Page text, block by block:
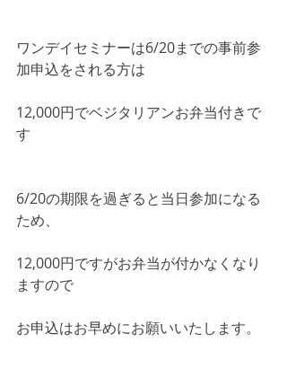
ワンデイセミナーは6/20までの事前参
加申込をされる方は
12,000円でベジタリアンお弁当付きで
す
6/20の期限を過ぎると当日参加になる
ため、
12,000円ですがお弁当が付かなくなり
ますので
お申込はお早めにお願いいたします。